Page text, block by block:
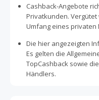
Cashback-Angebote
Privatkunden.
Umfang eines
Die hier angezeigten
Es gelten die
TopCashback sowie
Händlers.